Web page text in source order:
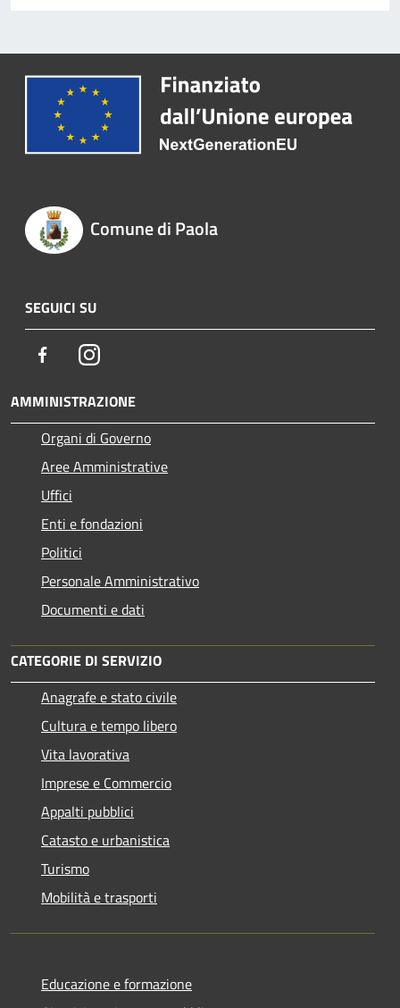
Comune di Paola
SEGUICI SU
FacebookInstagram
AMMINISTRAZIONE
Organi di Governo
Aree Amministrative
Uffici
Enti e fondazioni
Politici
Personale Amministrativo
Documenti e dati
CATEGORIE DI SERVIZIO
Anagrafe e stato civile
Cultura e tempo libero
Vita lavorativa
Imprese e Commercio
Appalti pubblici
Catasto e urbanistica
Turismo
Mobilità e trasporti
Educazione e formazione